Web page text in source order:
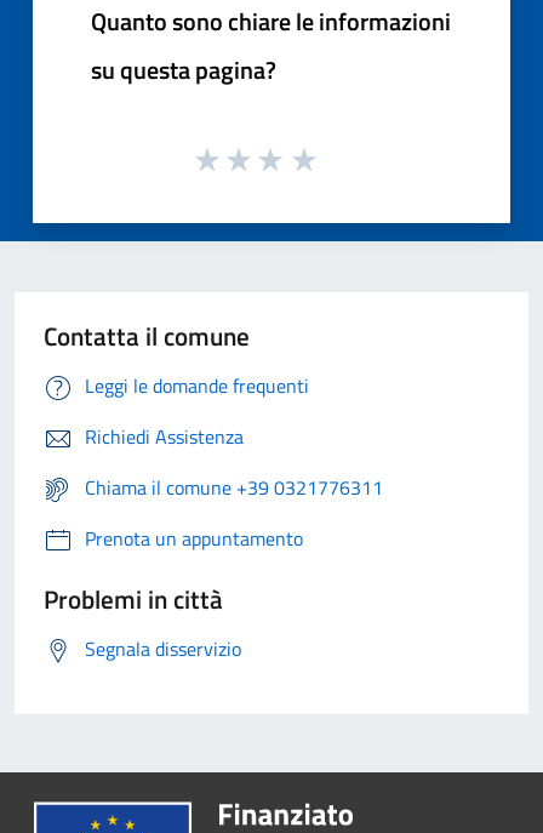
Quanto sono chiare le informazioni
su questa pagina?
Contatta il comune
Leggi le domande frequenti
Richiedi Assistenza
Chiama il comune +39 0321776311
Prenota un appuntamento
Problemi in città
Segnala disservizio